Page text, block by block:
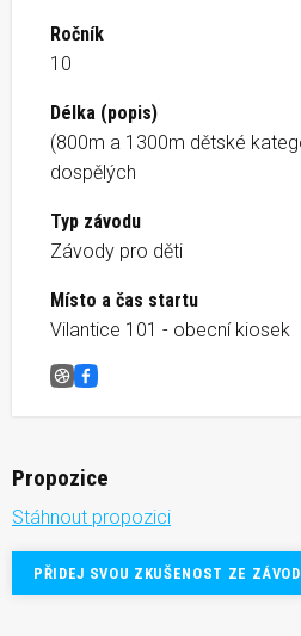
Ročník
10
Délka (popis)
(800m a 1300m dětské
dospělých
Typ závodu
Závody pro děti
Místo a čas startu
Vilantice 101 - obecní kiosek
Vilantický běh
Facebook
Propozice
Stáhnout propozici
PŘIDEJ SVOU ZKUŠENOST ZE